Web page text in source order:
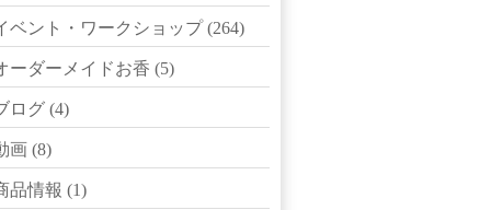
ベント・ワークショップ(264)
ーダーメイドお香 (5)
ログ (4)
画 (8)
品情報 (1)